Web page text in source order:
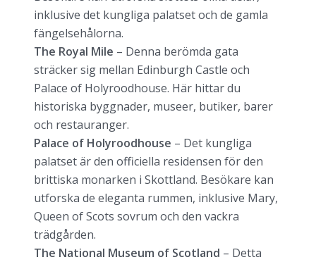
inklusive det kungliga palatset och de gamla
fängelsehålorna.
The Royal Mile – Denna berömda gata
sträcker sig mellan Edinburgh Castle och
Palace of Holyroodhouse. Här hittar du
historiska byggnader, museer, butiker, barer
och restauranger.
Palace of Holyroodhouse – Det kungliga
palatset är den officiella residensen för den
brittiska monarken i Skottland. Besökare kan
utforska de eleganta rummen, inklusive Mary,
Queen of Scots sovrum och den vackra
trädgården.
The National Museum of Scotland – Detta